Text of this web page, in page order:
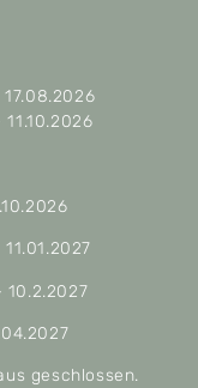
10.2.2027
geschlossen.